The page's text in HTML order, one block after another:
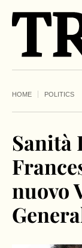
HOME POLITICS
Sanità
nuovo